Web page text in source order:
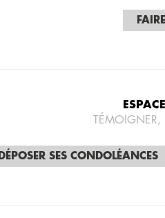
DÉPOSER SES CONDOLÉANCES